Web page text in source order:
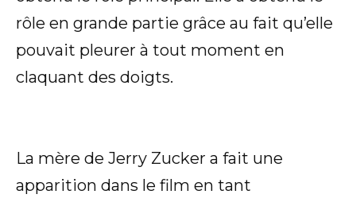
rôle en grande partie grâce au fait qu’elle
pouvait pleurer à tout moment en
claquant des doigts.
La mère de Jerry Zucker a fait une
apparition dans le film en tant